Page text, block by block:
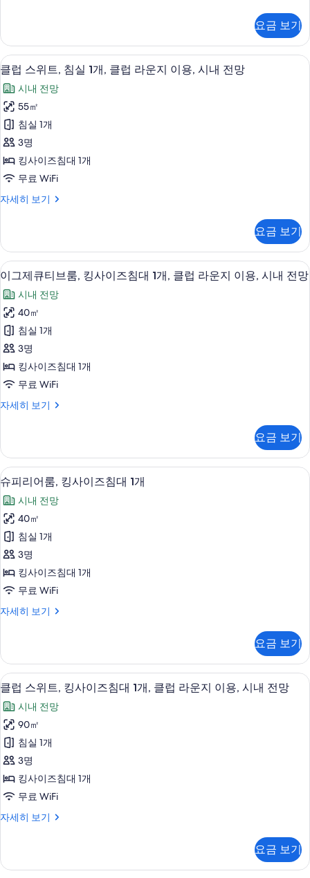
이
즈
침
대
1
개,
클
럽
라
운
용,
시
내
전
망
사
진
모
두
디
오
스
트,
킹
사
이
즈
침
대
클
운
지
이
용,
시
내
전
망
자
세
히
보
기
요금 보기
클
럽
스
위
트,
침
실
개,
럽
라
운
지
이
용,
시
내
전
망
모
두
보
기
클럽 스위트, 침실 1개, 클럽 라운지
14
클럽 스위트, 침실 1개, 클럽 라운지 이용, 시내 전망
시내 전망
55㎡
침실 1개
3명
킹사이즈침대 1개
무료 WiFi
자세히 보기
클
트,
침
실
개,
클
럽
라
운
지
이
용,
내
자
세
히
보
기
요금 보기
이
그
제
큐
티
브
룸,
사
즈
침
대
1
개,
클
럽
라
운
지
시
내
전
망
사
진
모
두
보
기
고급 침구, 오리/거위털 이불, 객실 내
15
이그제큐티브룸, 킹사이즈침대 1개, 클럽 라운지 이용, 시내 전망
시내 전망
40㎡
침실 1개
3명
킹사이즈침대 1개
무료 WiFi
자세히 보기
이
티
브
룸,
킹
사
이
즈
침
대
개,
클
라
이
용,
시
내
전
망
자
세
히
보
기
요금 보기
슈
피
리
어
룸,
킹
사
즈
대
개
사
진
모
두
보
기
슈피리어룸, 킹사이즈침대 1개 | 고급
15
슈피리어룸, 킹사이즈침대 1개
시내 전망
40㎡
침실 1개
3명
킹사이즈침대 1개
무료 WiFi
자세히 보기
슈
룸,
킹
사
즈
침
대
개
자
세
히
기
요금 보기
클
럽
스
위
트,
킹
사
즈
대
클럽 스위트, 킹사이즈침대 1개, 클럽
13
클럽 스위트, 킹사이즈침대 1개, 클럽 라운지 이용, 시내 전망
시내 전망
90㎡
침실 1개
3명
킹사이즈침대 1개
무료 WiFi
자세히 보기
클
트,
요금 보기